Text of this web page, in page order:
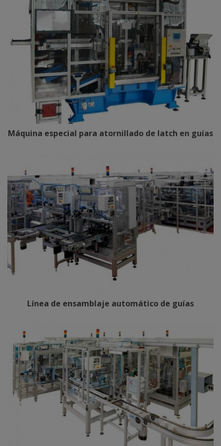
Máquina especial para atornillado de latch en guías
Línea de ensamblaje automático de guías